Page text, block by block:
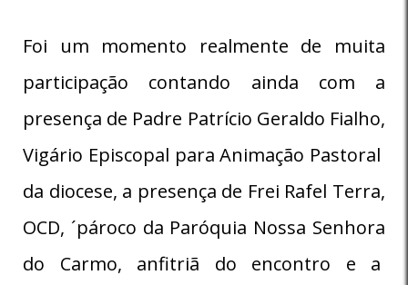
Foi um momento realmente de muita
participação contando ainda com a
presença de Padre Patrício Geraldo Fialho,
Vigário Episcopal para Animação Pastoral
da diocese, a presença de Frei Rafel Terra,
OCD, ´pároco da Paróquia Nossa Senhora
do Carmo, anfitriã do encontro e a